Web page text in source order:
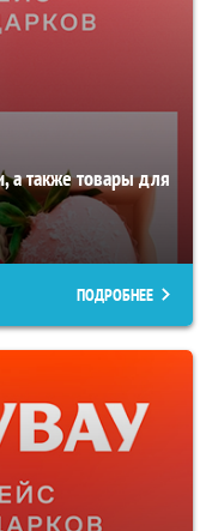
а также товары для
ПОДРОБНЕЕ